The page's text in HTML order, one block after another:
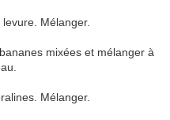
Mélanger.
mixées et mélanger à
Mélanger.